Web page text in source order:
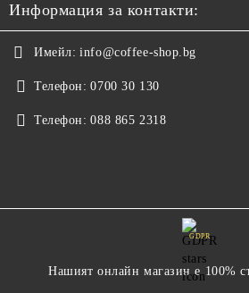
Информация за контакти:
Имейл: info@coffee-shop.bg
Телефон: 0700 30 130
Телефон: 088 865 2318
GDPR
Нашият онлайн магазин е 100%